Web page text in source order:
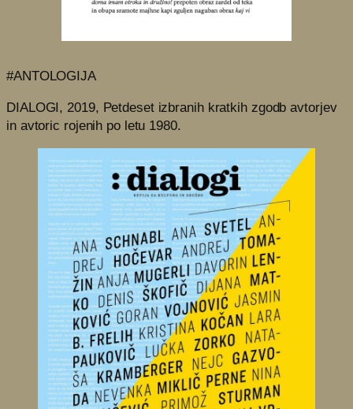
#ANTOLOGIJA
DIALOGI, 2019, Petdeset izbranih kratkih zgodb avtorjev
in avtoric rojenih po letu 1980.